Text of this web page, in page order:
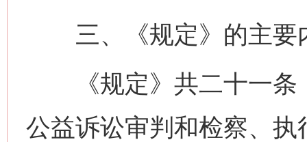
三、《规定》的主要
《规定》共二十一条
公益诉讼审判和检察、